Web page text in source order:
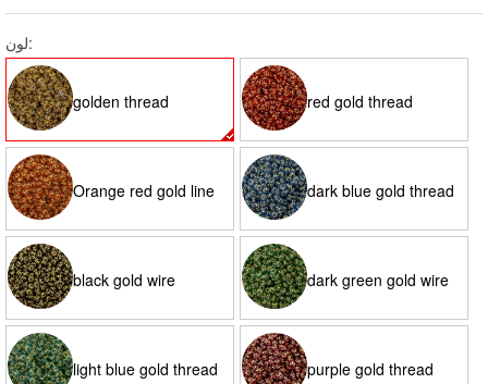
لون:
golden thread red gold thread
Orange red gold line dark blue gold thread
black gold wire dark green gold wire
light blue gold thread purple gold thread